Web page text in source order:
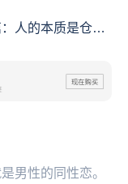
人的本质是仓鼠
男性的同性恋。